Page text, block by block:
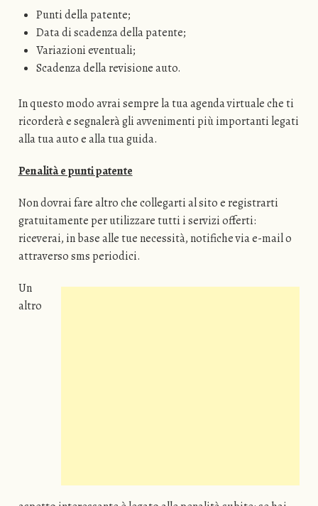
Punti della patente;
Data di scadenza della patente;
Variazioni eventuali;
Scadenza della revisione auto.
In questo modo avrai sempre la tua agenda virtuale che ti
ricorderà e segnalerà gli avvenimenti più importanti legati
alla tua auto e alla tua guida.
Penalità e punti patente
Non dovrai fare altro che collegarti al sito e registrarti
gratuitamente per utilizzare tutti i servizi offerti:
riceverai, in base alle tue necessità, notifiche via e-mail o
attraverso sms periodici.
Un
altro